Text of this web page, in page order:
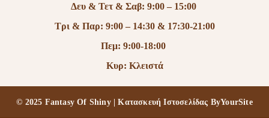
Δευ & Τετ & Σαβ: 9:00 – 15:00
Τρι & Παρ: 9:00 – 14:30 & 17:30-21:00
Πεμ: 9:00-18:00
Κυρ: Κλειστά
© 2025 Fantasy Of Shiny | Κατασκευή Ιστοσελίδας ByYourSite